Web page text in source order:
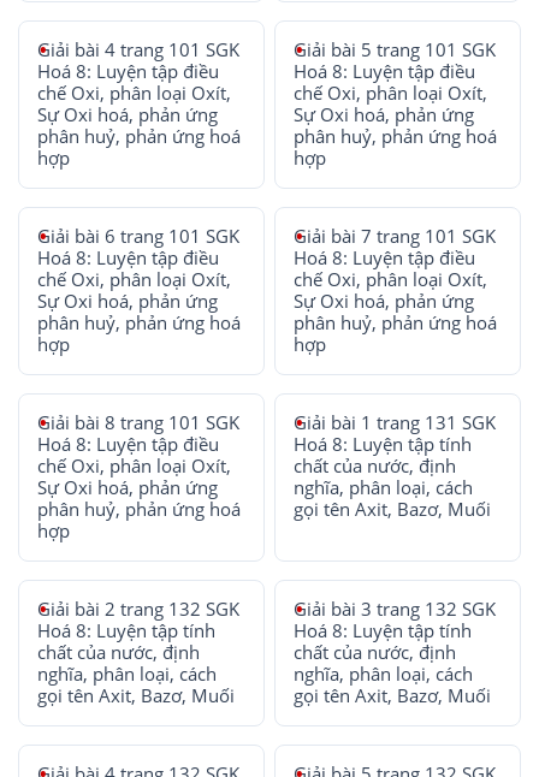
Giải bài 4 trang 101 SGK
Hoá 8: Luyện tập điều
chế Oxi, phân loại Oxít,
Sự Oxi hoá, phản ứng
phân huỷ, phản ứng hoá
hợp
Giải bài 5 trang 101 SGK
Hoá 8: Luyện tập điều
chế Oxi, phân loại Oxít,
Sự Oxi hoá, phản ứng
phân huỷ, phản ứng hoá
hợp
Giải bài 6 trang 101 SGK
Hoá 8: Luyện tập điều
chế Oxi, phân loại Oxít,
Sự Oxi hoá, phản ứng
phân huỷ, phản ứng hoá
hợp
Giải bài 7 trang 101 SGK
Hoá 8: Luyện tập điều
chế Oxi, phân loại Oxít,
Sự Oxi hoá, phản ứng
phân huỷ, phản ứng hoá
hợp
Giải bài 8 trang 101 SGK
Hoá 8: Luyện tập điều
chế Oxi, phân loại Oxít,
Sự Oxi hoá, phản ứng
phân huỷ, phản ứng hoá
hợp
Giải bài 1 trang 131 SGK
Hoá 8: Luyện tập tính
chất của nước, định
nghĩa, phân loại, cách
gọi tên Axit, Bazơ, Muối
Giải bài 2 trang 132 SGK
Hoá 8: Luyện tập tính
chất của nước, định
nghĩa, phân loại, cách
gọi tên Axit, Bazơ, Muối
Giải bài 3 trang 132 SGK
Hoá 8: Luyện tập tính
chất của nước, định
nghĩa, phân loại, cách
gọi tên Axit, Bazơ, Muối